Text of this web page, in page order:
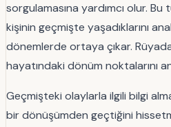
sorgulamasına yardımcı olur.
kişinin geçmişte yaşadıklarını
dönemlerde ortaya çıkar.
hayatındaki dönüm noktalarını
Geçmişteki olaylarla ilgili bilgi
bir dönüşümden geçtiğini